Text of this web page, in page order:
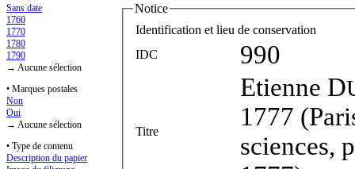
Sans date
1760
1770
1780
1790
→ Aucune sélection
• Marques postales
Non
Oui
→ Aucune sélection
• Type de contenu
Description du papier
Notice
Identification et lieu de conservation
IDC
990
Titre
Etienne D
1777
sciences,